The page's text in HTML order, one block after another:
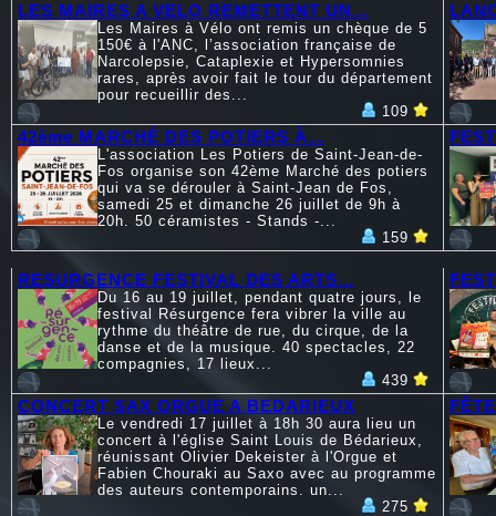
LES MAIRES A VELO REMETTENT UN...
Les Maires à Vélo ont remis un chèque de 5
150€ à l'ANC, l’association française de
Narcolepsie, Cataplexie et Hypersomnies
rares, après avoir fait le tour du département
pour recueillir des...
109
42ème MARCHÉ DES POTIERS À...
L'association Les Potiers de Saint-Jean-de-
Fos organise son 42ème Marché des potiers
qui va se dérouler à Saint-Jean de Fos,
samedi 25 et dimanche 26 juillet de 9h à
20h. 50 céramistes - Stands -...
159
RESURGENCE FESTIVAL DES ARTS...
Du 16 au 19 juillet, pendant quatre jours, le
festival Résurgence fera vibrer la ville au
rythme du théâtre de rue, du cirque, de la
danse et de la musique. 40 spectacles, 22
compagnies, 17 lieux...
439
CONCERT SAX ORGUE A BEDARIEUX
Le vendredi 17 juillet à 18h 30 aura lieu un
concert à l'église Saint Louis de Bédarieux,
réunissant Olivier Dekeister à l'Orgue et
Fabien Chouraki au Saxo avec au programme
des auteurs contemporains. un...
275